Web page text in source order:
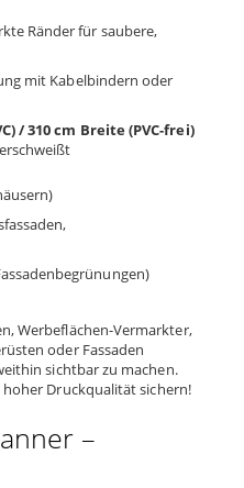
Ränder für saubere,
mit Kabelbindern oder
/ 310 cm Breite (PVC-frei)
Werbeflächen-Vermarkter,
oder Fassaden
sichtbar zu machen.
Druckqualität sichern!
–